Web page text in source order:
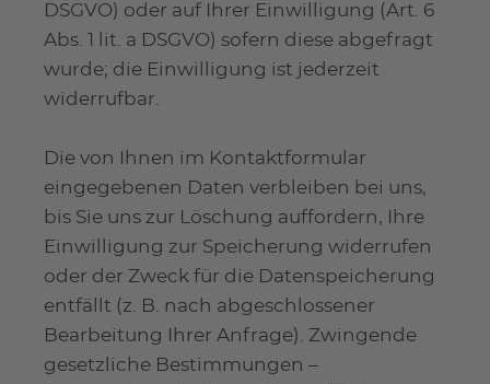
DSGVO) oder auf Ihrer Einwilligung (Art. 6
Abs. 1 lit. a DSGVO) sofern diese abgefragt
wurde; die Einwilligung ist jederzeit
widerrufbar.
Die von Ihnen im Kontaktformular
eingegebenen Daten verbleiben bei uns,
bis Sie uns zur Löschung auffordern, Ihre
Einwilligung zur Speicherung widerrufen
oder der Zweck für die Datenspeicherung
entfällt (z. B. nach abgeschlossener
Bearbeitung Ihrer Anfrage). Zwingende
gesetzliche Bestimmungen –